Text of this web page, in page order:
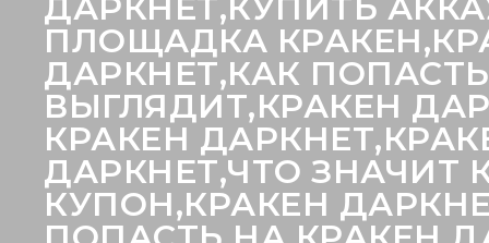
ДАРКНЕТ,КУПИТЬ
ПЛОЩАДКА
ДАРКНЕТ,КАК
ВЫГЛЯДИТ,КРАКЕН
КРАКЕН
ДАРКНЕТ,ЧТО ЗНАЧИТ
КУПОН,КРАКЕН